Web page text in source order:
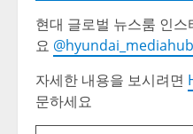
현대 글로벌 뉴스룸 인
요 @hyundai_mediahub
자세한 내용을 보시려면
문하세요